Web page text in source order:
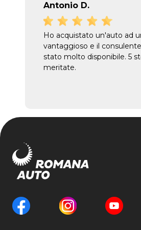
Antonio D.
Ho acquistato un'auto ad
vantaggioso e il
stato molto disponibile. 5
meritate.